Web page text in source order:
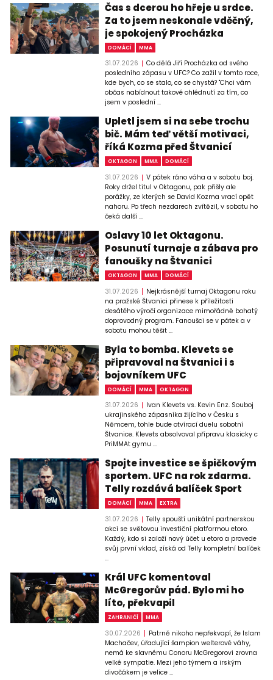
Čas s dcerou ho hřeje u srdce.
Za to jsem neskonale vděčný,
je spokojený Procházka
DOMÁCÍ MMA
31.07.2026
Co dělá Jiří Procházka od svého
posledního zápasu v UFC? Co zažil v tomto roce,
kde bych, co se stalo, co se chystá? "Chci vám
občas nabídnout takové ohlédnutí za tím, co
jsem v poslední ...
Upletl jsem si na sebe trochu
bič. Mám teď větší motivaci,
říká Kozma před Štvanicí
OKTAGON MMA DOMÁCÍ
31.07.2026
V pátek ráno váha a v sobotu boj.
Roky držel titul v Oktagonu, pak přišly ale
porážky, ze kterých se David Kozma vrací opět
nahoru. Po třech nezdarech zvítězil, v sobotu ho
čeká další ...
Oslavy 10 let Oktagonu.
Posunutí turnaje a zábava pro
fanoušky na Štvanici
OKTAGON MMA DOMÁCÍ
31.07.2026
Nejkrásnější turnaj Oktagonu roku
na pražské Štvanici přinese k příležitosti
desátého výročí organizace mimořádně bohatý
doprovodný program. Fanoušci se v pátek a v
sobotu mohou těšit ...
Byla to bomba. Klevets se
připravoval na Štvanici i s
bojovníkem UFC
DOMÁCÍ MMA OKTAGON
31.07.2026
Ivan Klevets vs. Kevin Enz. Souboj
ukrajinského zápasníka žijícího v Česku s
Němcem, tohle bude otvírací duelu sobotní
Štvanice. Klevets absolvoval přípravu klasicky c
PriMMAt gymu ...
Spojte investice se špičkovým
sportem. UFC na rok zdarma.
Telly rozdává balíček Sport
DOMÁCÍ MMA EXTRA
31.07.2026
Telly spouští unikátní partnerskou
akci se světovou investiční platformou etoro.
Každý, kdo si založí nový účet u etoro a provede
svůj první vklad, získá od Telly kompletní balíček
...
Král UFC komentoval
McGregorův pád. Bylo mi ho
líto, překvapil
ZAHRANIČÍ MMA
30.07.2026
Patrně nikoho nepřekvapí, že Islam
Machačev, úřadující šampion welterové váhy,
nemá ke slavnému Conoru McGregorovi zrovna
velké sympatie. Mezi jeho týmem a irským
divočákem je velice ...